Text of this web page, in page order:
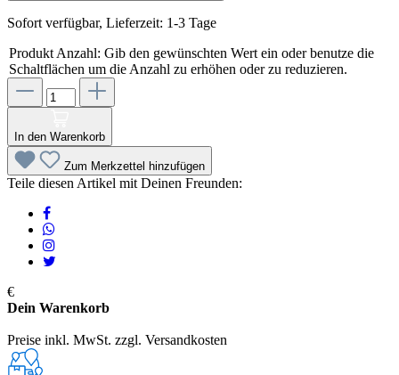
Sofort verfügbar, Lieferzeit: 1-3 Tage
Produkt Anzahl: Gib den gewünschten Wert ein oder benutze die
Schaltflächen um die Anzahl zu erhöhen oder zu reduzieren.
In den Warenkorb
Zum Merkzettel hinzufügen
Teile diesen Artikel mit Deinen Freunden:
€
Dein Warenkorb
Preise inkl. MwSt. zzgl. Versandkosten